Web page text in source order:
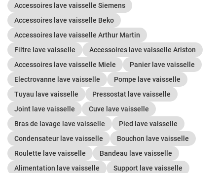
Accessoires lave vaisselle Siemens
Accessoires lave vaisselle Beko
Accessoires lave vaisselle Arthur Martin
Filtre lave vaisselle
Accessoires lave vaisselle Ariston
Accessoires lave vaisselle Miele
Panier lave vaisselle
Electrovanne lave vaisselle
Pompe lave vaisselle
Tuyau lave vaisselle
Pressostat lave vaisselle
Joint lave vaisselle
Cuve lave vaisselle
Bras de lavage lave vaisselle
Pied lave vaisselle
Condensateur lave vaisselle
Bouchon lave vaisselle
Roulette lave vaisselle
Bandeau lave vaisselle
Alimentation lave vaisselle
Support lave vaisselle